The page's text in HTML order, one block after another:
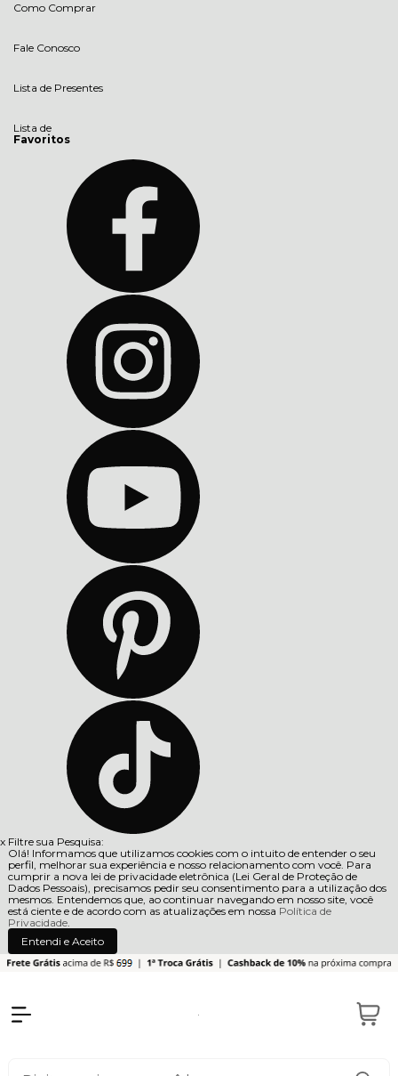
Como Comprar
Fale Conosco
Lista de Presentes
Lista de
Favoritos
x Filtre sua Pesquisa:
Olá! Informamos que utilizamos cookies com o intuito de entender o seu
perfil, melhorar sua experiência e nosso relacionamento com você. Para
cumprir a nova lei de privacidade eletrônica (Lei Geral de Proteção de
Dados Pessoais), precisamos pedir seu consentimento para a utilização dos
mesmos. Entendemos que, ao continuar navegando em nosso site, você
está ciente e de acordo com as atualizações em nossa Política de
Privacidade.
Entendi e Aceito